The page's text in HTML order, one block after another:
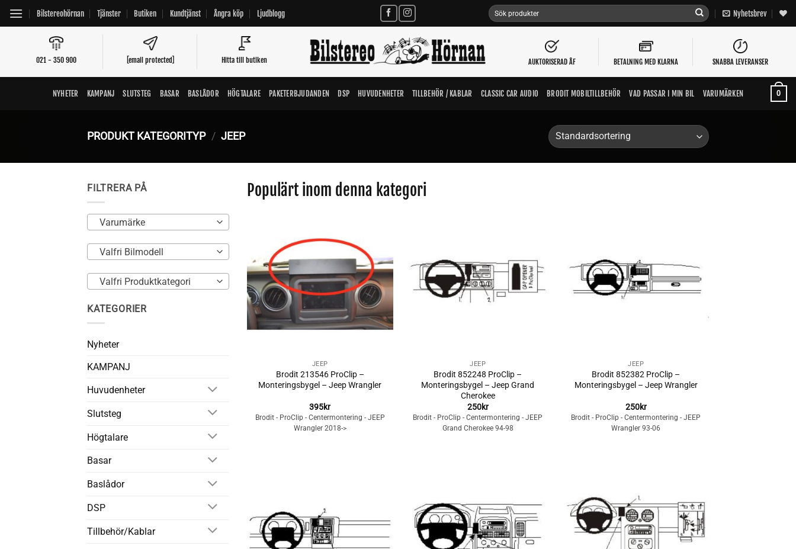
Skip
Bilstereohörnan Tjänster Butiken Kundtjänst Ångra köp Ljudblogg
Sök
efter:
Nyhetsbrev
021 - 350 900 [email protected] Hitta till butiken AUKTORISERAD ÅF BETALNING MED KLARNA SNABBA LEVERANSER
NYHETER KAMPANJ SLUTSTEG BASAR BASLÅDOR HÖGTALARE PAKETERBJUDANDEN DSP HUVUDENHETER TILLBEHÖR / KABLAR CLASSIC CAR AUDIO BRODIT MOBILTILLBEHÖR VAD PASSAR I MIN BIL VARUMÄRKEN 0
PRODUKT KATEGORITYP / JEEP
FILTRERA PÅ
Varumärke
Valfri Bilmodell
Valfri Produktkategori
KATEGORIER
Nyheter
KAMPANJ
Huvudenheter
Slutsteg
Högtalare
Basar
Baslådor
DSP
Tillbehör/Kablar
Populärt inom denna kategori
Lägg till i
önskelistan
JEEP
Brodit 213546 ProClip –
Monteringsbygel – Jeep Wrangler
395kr
Brodit - ProClip - Centermontering - JEEP
Wrangler 2018->
JEEP
Brodit 852248 ProClip –
Monteringsbygel – Jeep Grand
Cherokee
250kr
Brodit - ProClip - Centermontering - JEEP
Grand Cherokee 94-98
JEEP
Brodit 852382 ProClip –
Monteringsbygel – Jeep Wrangler
250kr
Brodit - ProClip - Centermontering - JEEP
Wrangler 93-06
önskelistan
önskelistan